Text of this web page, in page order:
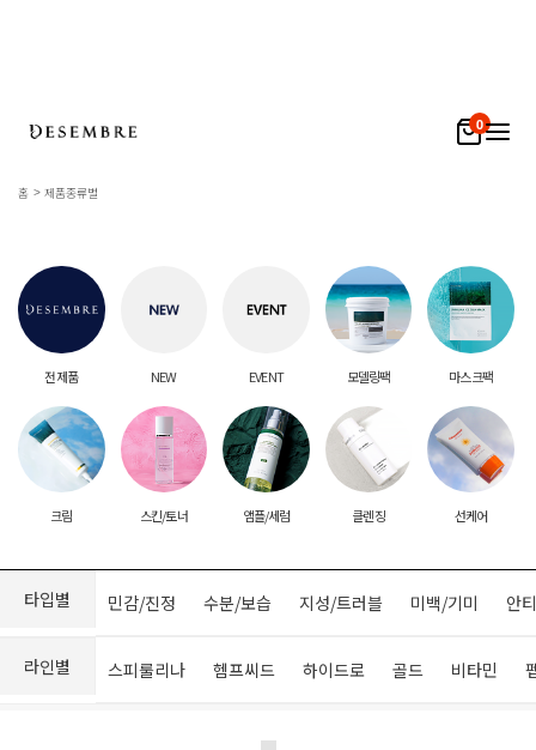
0
홈 제품종류별
전 제품 NEW EVENT 모델링팩 마스크팩
크림 스킨/토너 앰플/세럼 클렌징 선케어
타입별 민감/진정 수분/보습 지성/트러블 미백/기미 안
라인별 스피룰리나 헴프씨드 하이드로 골드 비타민